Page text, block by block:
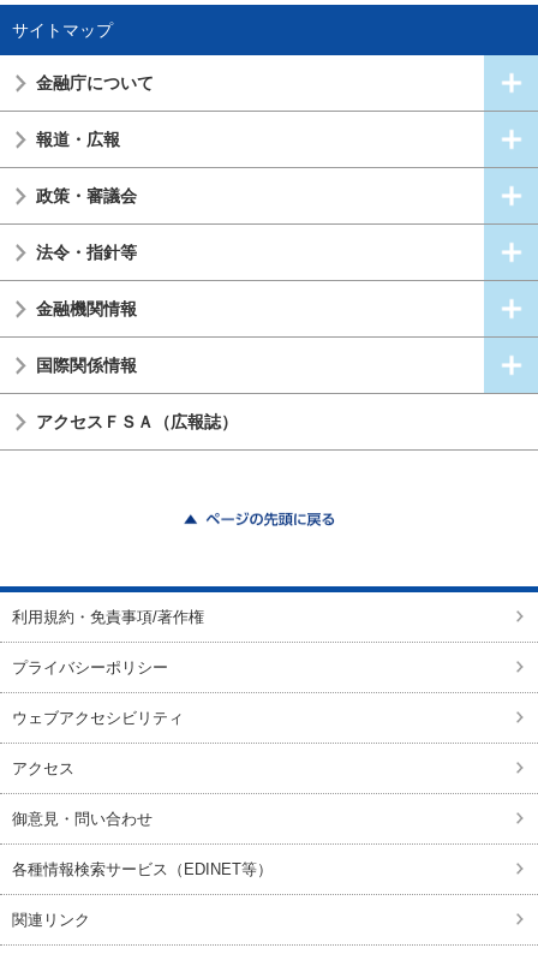
サイトマップ
金融庁について
報道・広報
政策・審議会
法令・指針等
金融機関情報
国際関係情報
アクセスＦＳＡ（広報誌）
利用規約・免責事項/著作権
プライバシーポリシー
ウェブアクセシビリティ
アクセス
御意見・問い合わせ
各種情報検索サービス（EDINET等）
関連リンク